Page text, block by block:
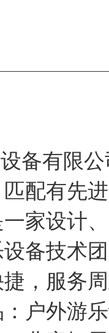
备有限
配有先
家设计
备技术
，服务
户外游